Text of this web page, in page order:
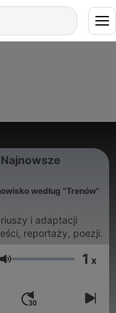
według "Trenów"
i adaptacji
reportaży, poezji.
Volym 1 x